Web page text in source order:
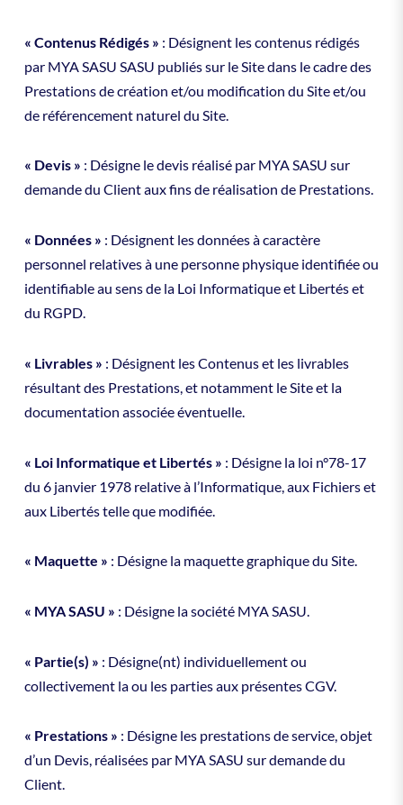
« Contenus Rédigés » : Désignent les contenus rédigés
par MYA SASU SASU publiés sur le Site dans le cadre des
Prestations de création et/ou modification du Site et/ou
de référencement naturel du Site.
« Devis » : Désigne le devis réalisé par MYA SASU sur
demande du Client aux fins de réalisation de Prestations.
« Données » : Désignent les données à caractère
personnel relatives à une personne physique identifiée ou
identifiable au sens de la Loi Informatique et Libertés et
du RGPD.
« Livrables » : Désignent les Contenus et les livrables
résultant des Prestations, et notamment le Site et la
documentation associée éventuelle.
« Loi Informatique et Libertés » : Désigne la loi n°78-17
du 6 janvier 1978 relative à l’Informatique, aux Fichiers et
aux Libertés telle que modifiée.
« Maquette » : Désigne la maquette graphique du Site.
« MYA SASU » : Désigne la société MYA SASU.
« Partie(s) » : Désigne(nt) individuellement ou
collectivement la ou les parties aux présentes CGV.
« Prestations » : Désigne les prestations de service, objet
d’un Devis, réalisées par MYA SASU sur demande du
Client.